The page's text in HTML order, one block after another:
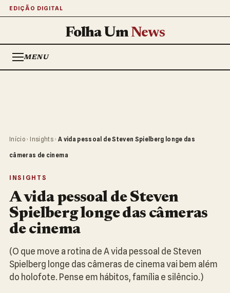
EDIÇÃO DIGITAL
Folha UmNews
MENU
Início › Insights › A vida pessoal de Steven Spielberg longe das
câmeras de cinema
INSIGHTS
A vida pessoal de Steven
Spielberg longe das câmeras
de cinema
(O que move a rotina de A vida pessoal de Steven
Spielberg longe das câmeras de cinema vai bem além
do holofote. Pense em hábitos, família e silêncio.)